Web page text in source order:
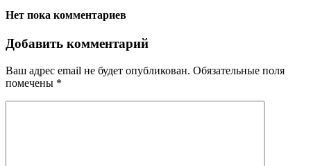
Нет пока комментариев
Добавить комментарий
Ваш адрес email не будет опубликован. Обязательные поля
помечены *